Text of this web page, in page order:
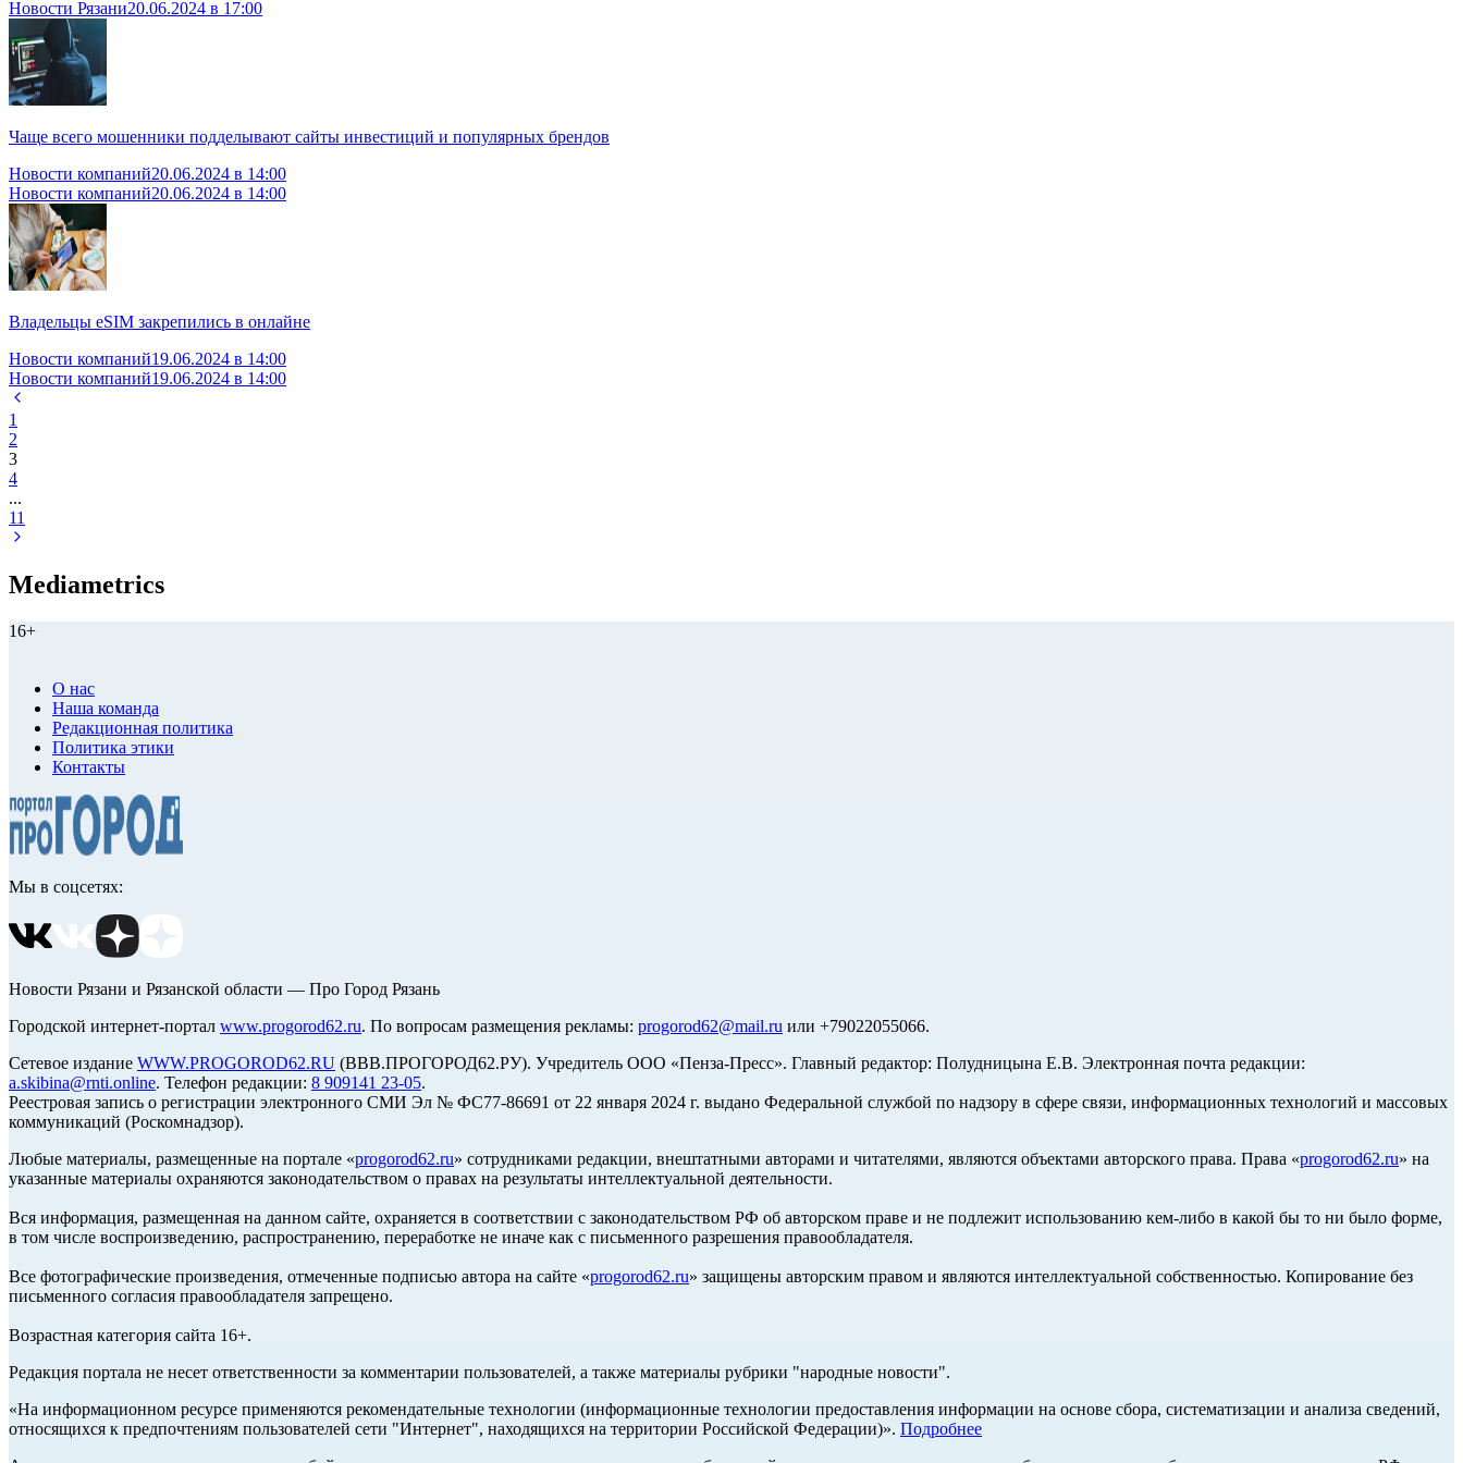
Новости Рязани20.06.2024 в 17:00
Чаще всего мошенники подделывают сайты инвестиций и популярных брендов
Новости компаний20.06.2024 в 14:00
Новости компаний20.06.2024 в 14:00
Владельцы eSIM закрепились в онлайне
Новости компаний19.06.2024 в 14:00
Новости компаний19.06.2024 в 14:00
1
2
3
4
...
11
Mediametrics
16+
О нас
Наша команда
Редакционная политика
Политика этики
Контакты
Мы в соцсетях:
Новости Рязани и Рязанской области — Про Город Рязань
Городской интернет-портал www.progorod62.ru. По вопросам размещения рекламы: progorod62@mail.ru или +79022055066.
Сетевое издание WWW.PROGOROD62.RU (ВВВ.ПРОГОРОД62.РУ). Учредитель ООО «Пенза-Пресс». Главный редактор: Полудницына Е.В. Электронная почта редакции:
a.skibina@rnti.online. Телефон редакции: 8 909141 23-05.
Реестровая запись о регистрации электронного СМИ Эл № ФС77-86691 от 22 января 2024 г. выдано Федеральной службой по надзору в сфере связи, информационных технологий и массовых
коммуникаций (Роскомнадзор).
Любые материалы, размещенные на портале «progorod62.ru» сотрудниками редакции, внештатными авторами и читателями, являются объектами авторского права. Права «progorod62.ru» на
указанные материалы охраняются законодательством о правах на результаты интеллектуальной деятельности.
Вся информация, размещенная на данном сайте, охраняется в соответствии с законодательством РФ об авторском праве и не подлежит использованию кем-либо в какой бы то ни было форме,
в том числе воспроизведению, распространению, переработке не иначе как с письменного разрешения правообладателя.
Все фотографические произведения, отмеченные подписью автора на сайте «progorod62.ru» защищены авторским правом и являются интеллектуальной собственностью. Копирование без
письменного согласия правообладателя запрещено.
Возрастная категория сайта 16+.
Редакция портала не несет ответственности за комментарии пользователей, а также материалы рубрики "народные новости".
«На информационном ресурсе применяются рекомендательные технологии (информационные технологии предоставления информации на основе сбора, систематизации и анализа сведений,
относящихся к предпочтениям пользователей сети "Интернет", находящихся на территории Российской Федерации)». Подробнее